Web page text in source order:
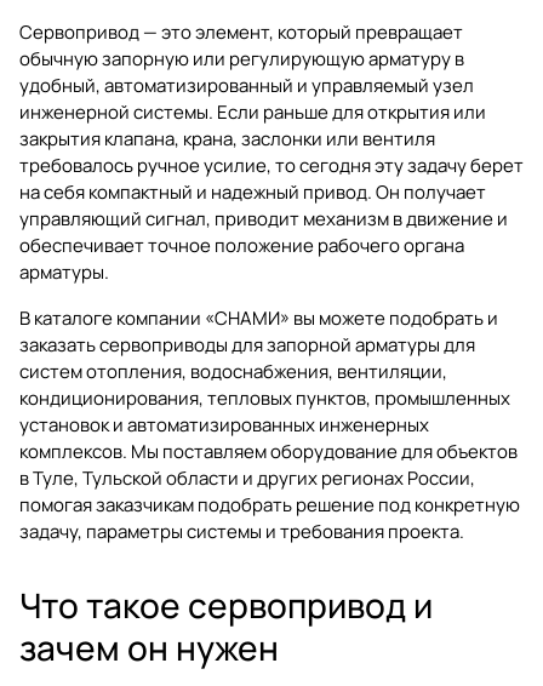
Сервопривод — это элемент, который превращает
обычную запорную или регулирующую арматуру в
удобный, автоматизированный и управляемый узел
инженерной системы. Если раньше для открытия или
закрытия клапана, крана, заслонки или вентиля
требовалось ручное усилие, то сегодня эту задачу берет
на себя компактный и надежный привод. Он получает
управляющий сигнал, приводит механизм в движение и
обеспечивает точное положение рабочего органа
арматуры.
В каталоге компании «СНАМИ» вы можете подобрать и
заказатьсервоприводы для запорной арматурыдля
систем отопления, водоснабжения, вентиляции,
кондиционирования, тепловых пунктов, промышленных
установок и автоматизированных инженерных
комплексов. Мы поставляем оборудование для объектов
в Туле, Тульской области и других регионах России,
помогая заказчикам подобрать решение под конкретную
задачу, параметры системы и требования проекта.
Что такое сервопривод и
зачем он нужен